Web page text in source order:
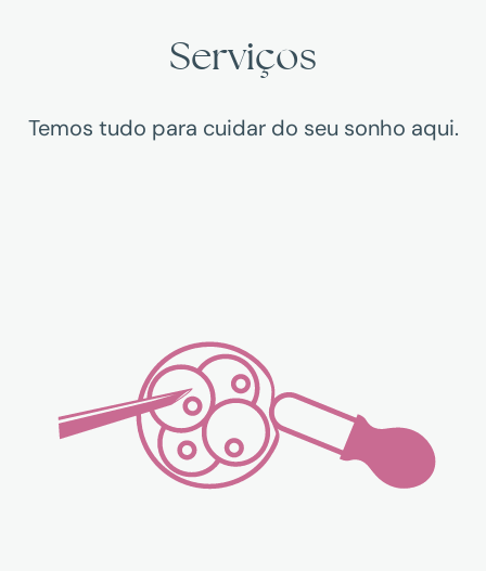
Serviços
Temos tudo para cuidar do seu sonho aqui.